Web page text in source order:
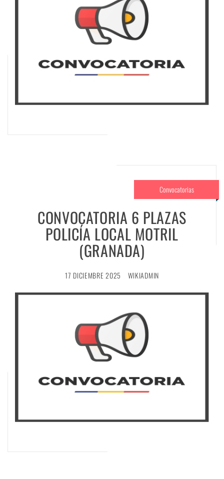
Convocatorias
CONVOCATORIA 6 PLAZAS
POLICÍA LOCAL MOTRIL
(GRANADA)
17 DICIEMBRE 2025 WIKIADMIN